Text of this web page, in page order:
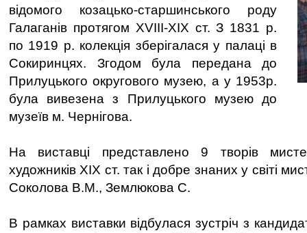
відомого козацько-старшинського роду
Галаганів протягом ХVІІІ-ХІХ ст. З 1831 р.
по 1919 р. колекція зберігалася у палаці в
Сокиринцях. Згодом була передана до
Прилуцького округового музею, а у 1953р.
була вивезена з Прилуцького музею до
музеїв м. Чернігова.
На виставці представлено 9 творів
художників ХІХ ст. так і добре знаних у світі
Соколова В.М., Землюкова С.
В рамках виставки відбулася зустріч з